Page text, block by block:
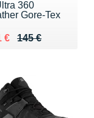
360
Gore-Tex
145 €
de 145 €
€ 131 €